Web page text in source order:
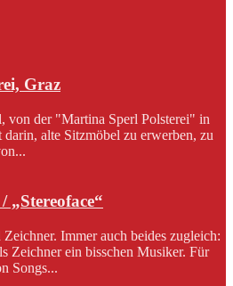
Graz
von der "Martina Sperl Polsterei" in
alte Sitzmöbel zu erwerben, zu
„Stereoface“
Immer auch beides zugleich:
Zeichner ein bisschen Musiker. Für
Songs...